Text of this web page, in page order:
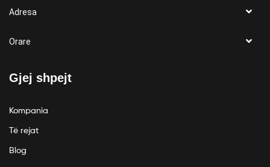
Adresa
Orare
Gjej shpejt
Kompania
Të rejat
Blog